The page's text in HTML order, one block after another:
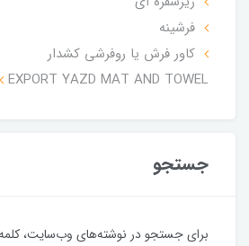
فرشینه
کاور فرش یا روفرشی کشدار
EXPORT YAZD MAT AND TOWEL
جستجو
برای جستجو در نوشته‌های وب‌سایت،